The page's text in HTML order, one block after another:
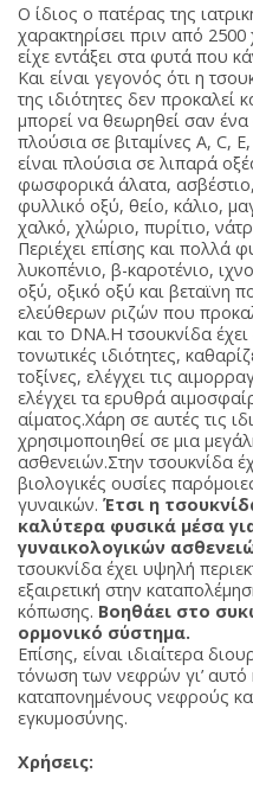
Ο ίδιος ο πατέρας της
χαρακτηρίσει πριν από 2500
είχε εντάξει στα φυτά που
Και είναι γεγονός ότι η
της ιδιότητες δεν προκαλεί
μπορεί να θεωρηθεί σαν
πλούσια σε βιταμίνες A, C,
είναι πλούσια σε λιπαρά
φωσφορικά άλατα,
φυλλικό οξύ, θείο, κάλιο,
χαλκό, χλώριο, πυρίτιο,
Περιέχει επίσης και πολλά
λυκοπένιο, β-καροτένιο,
οξύ, οξικό οξύ και βεταϊνη
ελεύθερων ριζών που
και το DNA.Η τσουκνίδα έχει
τονωτικές ιδιότητες,
τοξίνες, ελέγχει τις
ελέγχει τα ερυθρά
αίματος.Χάρη σε αυτές τις
χρησιμοποιηθεί σε μια
ασθενειών.Στην τσουκνίδα
βιολογικές ουσίες
γυναικών. Έτσι η
καλύτερα φυσικά μέσα
γυναικολογικών
τσουκνίδα έχει υψηλή
εξαιρετική στην
κόπωσης. Βοηθάει στο
ορμονικό σύστημα.
Επίσης, είναι ιδιαίτερα
τόνωση των νεφρών γι’ αυτό
καταπονημένους νεφρούς
εγκυμοσύνης.
Χρήσεις: